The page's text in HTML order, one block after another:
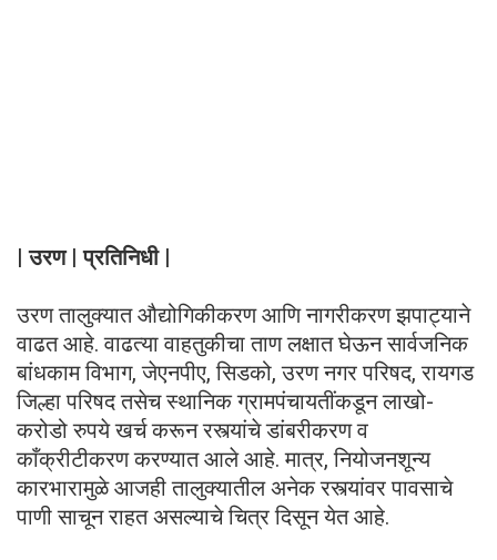
| उरण | प्रतिनिधी |
उरण तालुक्यात औद्योगिकीकरण आणि नागरीकरण झपाट्याने
वाढत आहे. वाढत्या वाहतुकीचा ताण लक्षात घेऊन सार्वजनिक
बांधकाम विभाग, जेएनपीए, सिडको, उरण नगर परिषद, रायगड
जिल्हा परिषद तसेच स्थानिक ग्रामपंचायतींकडून लाखो-
करोडो रुपये खर्च करून रस्त्यांचे डांबरीकरण व
काँक्रीटीकरण करण्यात आले आहे. मात्र, नियोजनशून्य
कारभारामुळे आजही तालुक्यातील अनेक रस्त्यांवर पावसाचे
पाणी साचून राहत असल्याचे चित्र दिसून येत आहे.